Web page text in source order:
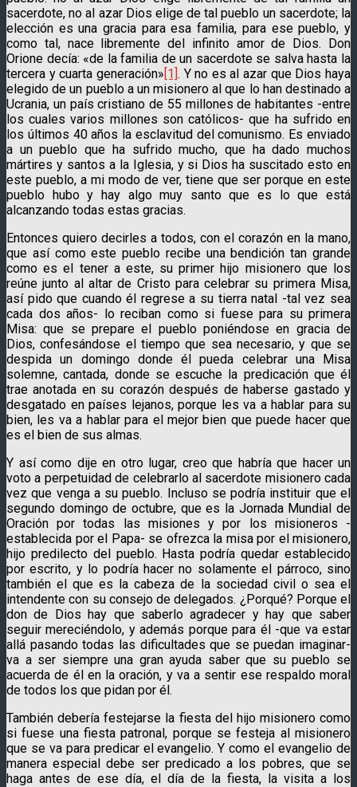
sacerdote, no al azar Dios elige de tal pueblo un sacerdote; la
elección es una gracia para esa familia, para ese pueblo, y
como tal, nace libremente del infinito amor de Dios. Don
Orione decía: «de la familia de un sacerdote se salva hasta la
tercera y cuarta generación»[1]. Y no es al azar que Dios haya
elegido de un pueblo a un misionero al que lo han destinado a
Ucrania, un país cristiano de 55 millones de habitantes -entre
los cuales varios millones son católicos- que ha sufrido en
los últimos 40 años la esclavitud del comunismo. Es enviado
a un pueblo que ha sufrido mucho, que ha dado muchos
mártires y santos a la Iglesia, y si Dios ha suscitado esto en
este pueblo, a mi modo de ver, tiene que ser porque en este
pueblo hubo y hay algo muy santo que es lo que está
alcanzando todas estas gracias.
Entonces quiero decirles a todos, con el corazón en la mano,
que así como este pueblo recibe una bendición tan grande
como es el tener a este, su primer hijo misionero que los
reúne junto al altar de Cristo para celebrar su primera Misa,
así pido que cuando él regrese a su tierra natal -tal vez sea
cada dos años- lo reciban como si fuese para su primera
Misa: que se prepare el pueblo poniéndose en gracia de
Dios, confesándose el tiempo que sea necesario, y que se
despida un domingo donde él pueda celebrar una Misa
solemne, cantada, donde se escuche la predicación que él
trae anotada en su corazón después de haberse gastado y
desgatado en países lejanos, porque les va a hablar para su
bien, les va a hablar para el mejor bien que puede hacer que
es el bien de sus almas.
Y así como dije en otro lugar, creo que habría que hacer un
voto a perpetuidad de celebrarlo al sacerdote misionero cada
vez que venga a su pueblo. Incluso se podría instituir que el
segundo domingo de octubre, que es la Jornada Mundial de
Oración por todas las misiones y por los misioneros -
establecida por el Papa- se ofrezca la misa por el misionero,
hijo predilecto del pueblo. Hasta podría quedar establecido
por escrito, y lo podría hacer no solamente el párroco, sino
también el que es la cabeza de la sociedad civil o sea el
intendente con su consejo de delegados. ¿Porqué? Porque el
don de Dios hay que saberlo agradecer y hay que saber
seguir mereciéndolo, y además porque para él -que va estar
allá pasando todas las dificultades que se puedan imaginar-
va a ser siempre una gran ayuda saber que su pueblo se
acuerda de él en la oración, y va a sentir ese respaldo moral
de todos los que pidan por él.
También debería festejarse la fiesta del hijo misionero como
si fuese una fiesta patronal, porque se festeja al misionero
que se va para predicar el evangelio. Y como el evangelio de
manera especial debe ser predicado a los pobres, que se
haga antes de ese día, el día de la fiesta, la visita a los